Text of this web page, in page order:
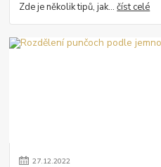
Zde je několik tipů, jak...číst celé
27.12.2022